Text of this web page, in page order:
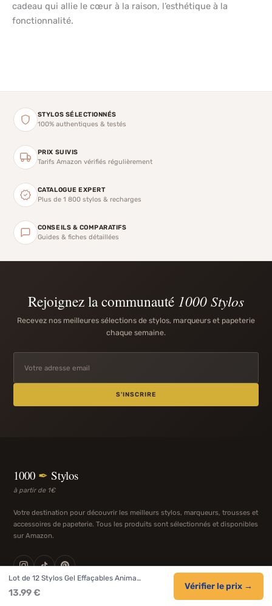
cadeau qui allie le cœur à la raison, l’esthétique à la
fonctionnalité.
STYLOS SÉLECTIONNÉS
100% authentiques & testés
PRIX SUIVIS
Tarifs Amazon vérifiés régulièrement
CATALOGUE EXPERT
Plus de 1 800 stylos & recharges
CONSEILS & COMPARATIFS
Guides & fiches détaillées
Rejoignez la communauté 1000 Stylos
Recevez nos meilleures sélections de stylos, marqueurs et papeterie
chaque semaine.
S'INSCRIRE
1000 ✒ Stylos
à partir de 1€
Votre destination pour découvrir les meilleurs stylos, marqueurs, trousses et
accessoires de papeterie. Tous les produits sont sélectionnés et disponibles
sur Amazon.
MARQUES
Lot de 12 Stylos Gel Effaçables Anima…
13.99 €
Vérifier le prix →